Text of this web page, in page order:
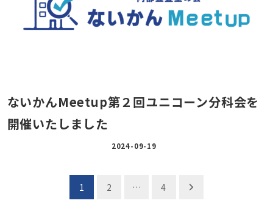
ないかんMeetup第２回ユニコーン分科会を
開催いたしました
2024-09-19
1 2 … 4